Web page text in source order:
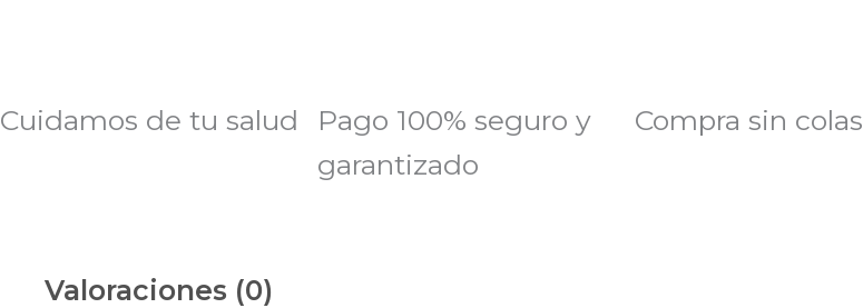
Cuidamos de tu salud
Pago 100% seguro y
garantizado
Compra sin colas
Valoraciones (0)